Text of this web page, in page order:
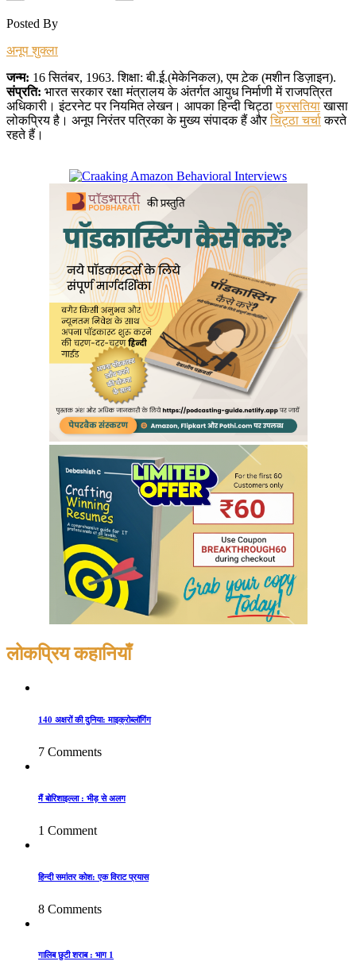
Posted By
अनूप शुक्ला
जन्म: 16 सितंबर, 1963. शिक्षा: बी.ई़.(मेकेनिकल), एम ट़ेक (मशीन डिज़ाइन).
संप्रति: भारत सरकार रक्षा मंत्रालय के अंतर्गत आयुध निर्माणी में राजपत्रित
अधिकारी। इंटरनेट पर नियमित लेखन। आपका हिन्दी चिट्ठाफुरसतियाखासा
लोकप्रिय है। अनूप निरंतर पत्रिका के मुख्य संपादक हैं औरचिट्ठा चर्चाकरते
रहते हैं।
लोकप्रिय कहानियाँ
140 अक्षरों की दुनिया: माइक्रोब्लॉगिंग
7 Comments
मैं बोरिशाइल्ला : भीड़ से अलग
1 Comment
हिन्दी समांतर कोश: एक विराट प्रयास
8 Comments
गालिब छुटी शराब : भाग 1